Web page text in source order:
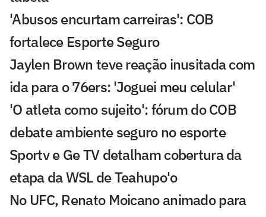
'Abusos encurtam carreiras': COB
fortalece Esporte Seguro
Jaylen Brown teve reação inusitada com
ida para o 76ers: 'Joguei meu celular'
'O atleta como sujeito': fórum do COB
debate ambiente seguro no esporte
Sportv e Ge TV detalham cobertura da
etapa da WSL de Teahupo'o
No UFC, Renato Moicano animado para